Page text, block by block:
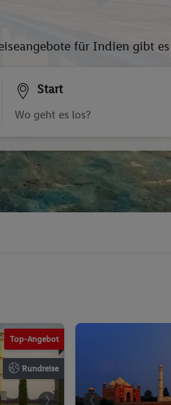
für Indien gibt
Start
Top-Angebot
Rundreise